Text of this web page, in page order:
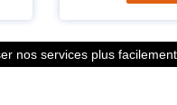
nos services plus